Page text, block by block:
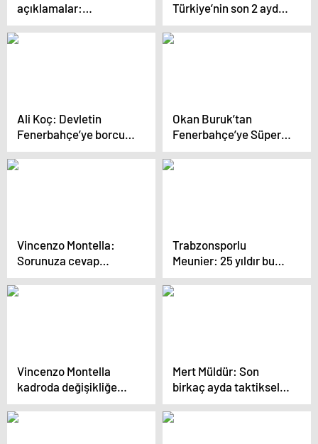
açıklamalar:
Fenerbahçe’nin
geleceği için kritik
Türkiye’nin son 2 ayda
dünyadaki görüntüsü
endişe vericidir
Ali Koç: Devletin
Fenerbahçe’ye borcu
var
Okan Buruk’tan
Fenerbahçe’ye Süper
Kupa çağrısı: Tabii ki
isteriz!
Vincenzo Montella:
Sorunuza cevap
vermeyeceğim çünkü
provokasyon
Trabzonsporlu
Meunier: 25 yıldır bu
sanatı icra ediyorum
Vincenzo Montella
kadroda değişikliğe
gidecek
Mert Müldür: Son
birkaç ayda taktiksel
olarak geliştik